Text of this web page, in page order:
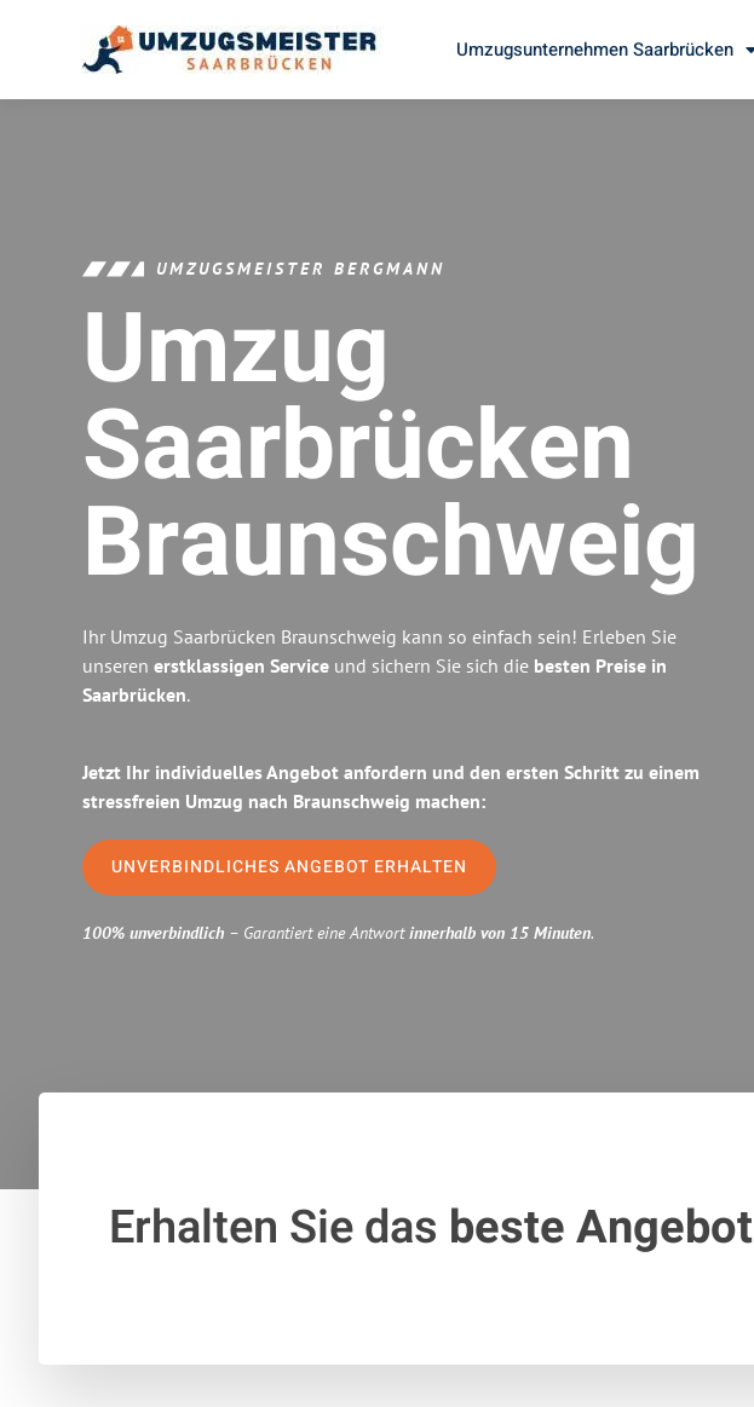
Umzugsunternehmen Saarbrücken
UMZUGSMEISTER BERGMANN
Umzug
Saarbrücken
Braunschweig
Ihr Umzug Saarbrücken Braunschweig kann so einfach sein! Erleben Sie
unseren erstklassigen Service und sichern Sie sich die besten Preise in
Saarbrücken.
Jetzt Ihr individuelles Angebot anfordern und den ersten Schritt zu einem
stressfreien Umzug nach Braunschweig machen:
UNVERBINDLICHES ANGEBOT ERHALTEN
100% unverbindlich – Garantiert eine Antwortinnerhalb von 15 Minuten.
Erhalten Sie das beste Angebot